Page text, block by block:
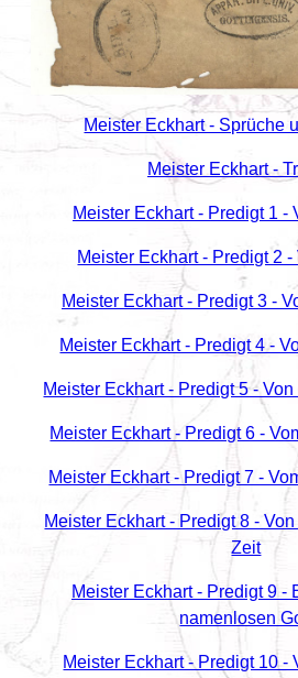
Meister Eckhart - Sprüche
Meister Eckhart -
Meister Eckhart - Predigt 1 -
Meister Eckhart - Predigt 2
Meister Eckhart - Predigt 3 -
Meister Eckhart - Predigt 4 -
Meister Eckhart - Predigt 5 -
Meister Eckhart - Predigt 6 -
Meister Eckhart - Predigt 7 -
Meister Eckhart - Predigt 8 -
Zeit
Meister Eckhart - Predigt 9 -
namenlosen
Meister Eckhart - Predigt 10 -